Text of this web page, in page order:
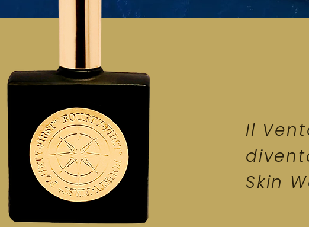
Il
Skin